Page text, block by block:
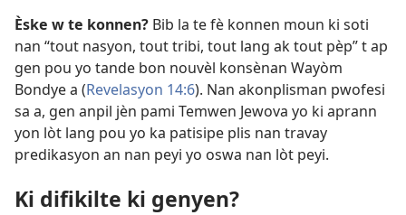
Èske w te konnen? Bib la te fè konnen moun ki soti
nan “tout nasyon, tout tribi, tout lang ak tout pèp” t ap
gen pou yo tande bon nouvèl konsènan Wayòm
Bondye a (Revelasyon 14:6). Nan akonplisman pwofesi
sa a, gen anpil jèn pami Temwen Jewova yo ki aprann
yon lòt lang pou yo ka patisipe plis nan travay
predikasyon an nan peyi yo oswa nan lòt peyi.
Ki difikilte ki genyen?